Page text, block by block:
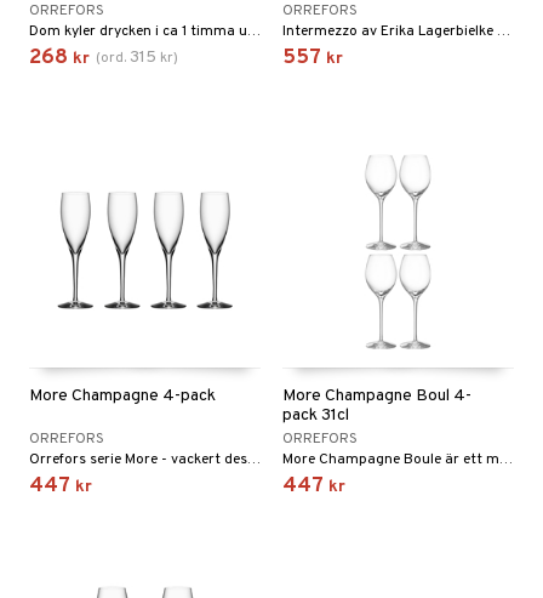
ORREFORS
Dom kyler drycken i ca 1 timma utan att späda ut den med vatten. Tål maskindisk. Levereras i en exklusiv presentförpackning och sammetspåse.
268 kr (ord. 315 kr)
ORREFORS
Intermezzo av Erika Lagerbielke - succéserien i handgjort kristallglas som passar att dukas fram till alla festliga tillfällen!
557 kr
More Champagne 4-pack
ORREFORS
Orrefors serie More - vackert designade glas som tål maskindisk! Formgivna av Erika Lagerbielke 2013.
447 kr
More Champagne Boul 4-
pack 31cl
ORREFORS
More Champagne Boule är ett modernt champagneglas med en rund, avlång form. Glaset framhäver det mousserande vinets fruktighet och kropp, samt dess fräschör.
447 kr